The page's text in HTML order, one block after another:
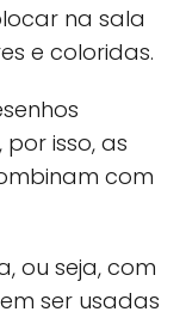
na sala
e coloridas.
isso, as
com
ou seja, com
ser usadas